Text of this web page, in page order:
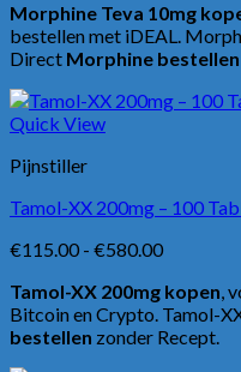
Morphine Teva 10mg
bestellen met iDEAL.
Direct Morphine bestellen
Quick View
Pijnstiller
Tamol-XX 200mg – 100
€115.00 - €580.00
tot
€580.00
Tamol-XX 200mg kopen,
Bitcoin en Crypto. Tamol-
bestellen zonder Recept.